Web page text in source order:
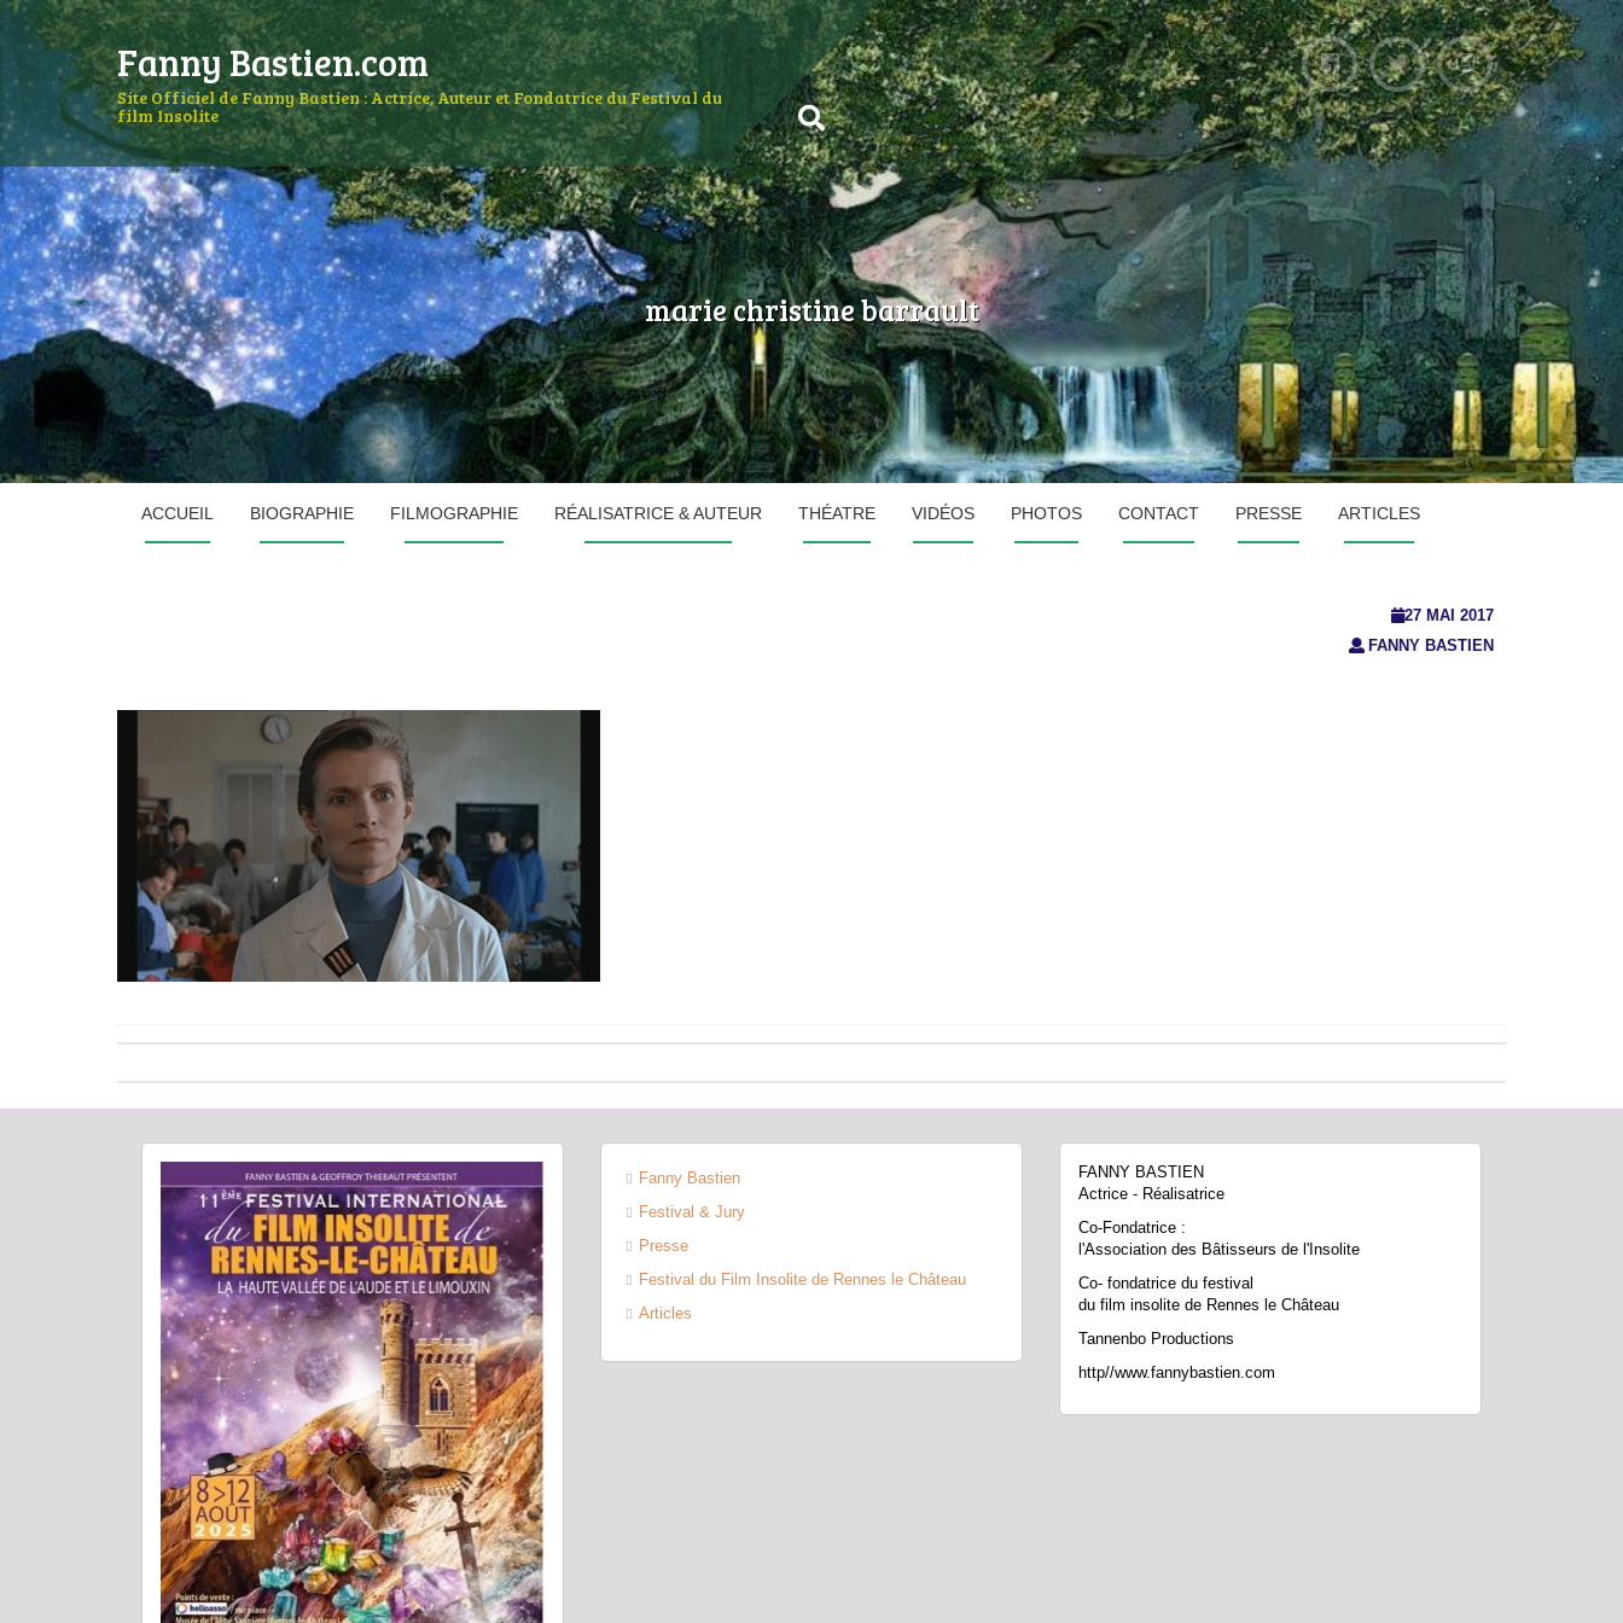
Fanny Bastien.com
Site Officiel de Fanny Bastien : Actrice, Auteur et Fondatrice du Festival du
film Insolite
marie christine barrault
ACCUEIL BIOGRAPHIE FILMOGRAPHIE RÉALISATRICE & AUTEUR THÉATRE VIDÉOS PHOTOS CONTACT PRESSE ARTICLES
27 MAI 2017
FANNY BASTIEN
Fanny Bastien
Festival & Jury
Presse
Festival du Film Insolite de Rennes le Château
Articles
FANNY BASTIEN
Actrice - Réalisatrice
Co-Fondatrice :
l'Association des Bâtisseurs de l'Insolite
Co- fondatrice du festival
du film insolite de Rennes le Château
Tannenbo Productions
http//www.fannybastien.com